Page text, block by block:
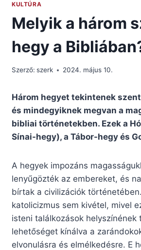
KULTÚRA
Melyik a három
hegy a
Szerző: szerk 2024. május 10.
Három hegyet tekintenek
és mindegyiknek megvan a
bibliai történetekben. Ezek a
Sínai-hegy), a Tábor-hegy és
A hegyek impozáns
lenyűgözték az embereket, és
bírtak a civilizációk
katolicizmus sem kivétel, mivel
isteni találkozások helyszínének
lehetőséget kínálva a
elvonulásra és elmélkedésre. E